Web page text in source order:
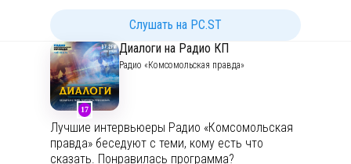
делимся личными историями. Присоединяйся,
Начнём с понедельника!
mondaycast@gmail.com@monday_cast
Слушать на PC.ST
17
Диалоги на Радио КП
Радио «Комсомольская правда»
Лучшие интервьюеры Радио «Комсомольская
правда» беседуют с теми, кому есть что
сказать. Понравилась программа?